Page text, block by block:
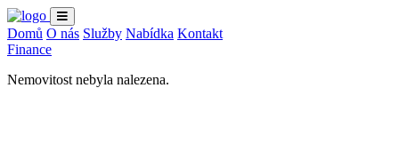
Domů O nás Služby Nabídka Kontakt
Finance
Nemovitost nebyla nalezena.